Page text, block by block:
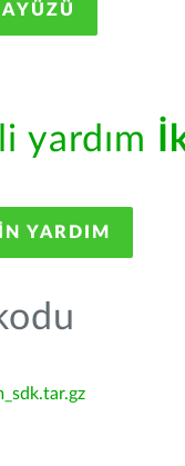
yardım
YARDIM